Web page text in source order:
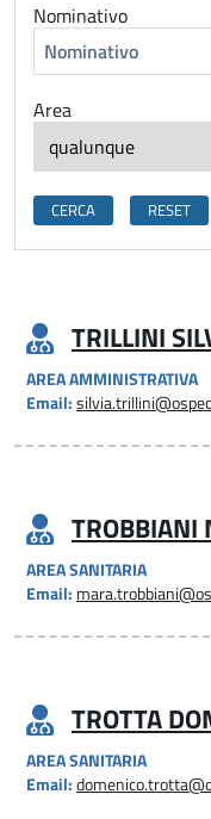
Nominativo
Area
TRILLINI
AREA AMMINISTRATIVA
Email:
TROBBIANI
AREA SANITARIA
Email:
TROTTA
AREA SANITARIA
Email: